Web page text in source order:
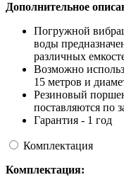
Дополнительное
Погружной
воды
различных
Возможно
15 метров и
Резиновый
поставляются по
Гарантия - 1 год
Комплектация
Комплектация: